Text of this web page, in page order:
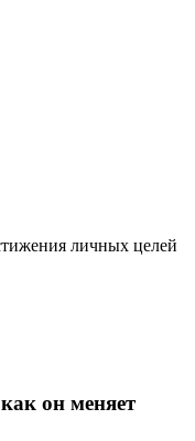
личных целей
он меняет